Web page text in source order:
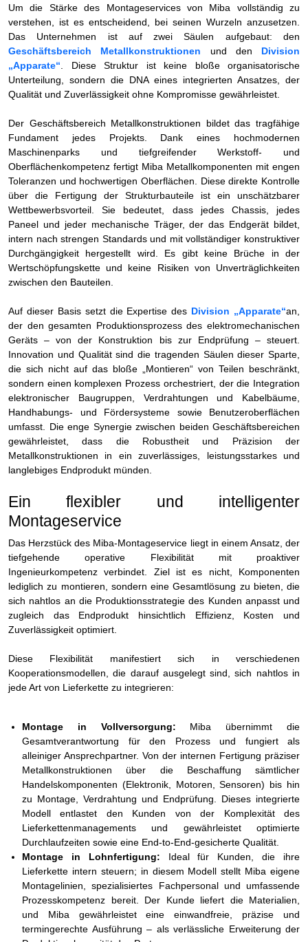
Um die Stärke des Montageservices von Miba vollständig zu
verstehen, ist es entscheidend, bei seinen Wurzeln anzusetzen.
Das Unternehmen ist auf zwei Säulen aufgebaut: den
Geschäftsbereich Metallkonstruktionen und den Division
„Apparate“ . Diese Struktur ist keine bloße organisatorische
Unterteilung, sondern die DNA eines integrierten Ansatzes, der
Qualität und Zuverlässigkeit ohne Kompromisse gewährleistet.
Der Geschäftsbereich Metallkonstruktionen bildet das tragfähige
Fundament jedes Projekts. Dank eines hochmodernen
Maschinenparks und tiefgreifender Werkstoff- und
Oberflächenkompetenz fertigt Miba Metallkomponenten mit engen
Toleranzen und hochwertigen Oberflächen. Diese direkte Kontrolle
über die Fertigung der Strukturbauteile ist ein unschätzbarer
Wettbewerbsvorteil. Sie bedeutet, dass jedes Chassis, jedes
Paneel und jeder mechanische Träger, der das Endgerät bildet,
intern nach strengen Standards und mit vollständiger konstruktiver
Durchgängigkeit hergestellt wird. Es gibt keine Brüche in der
Wertschöpfungskette und keine Risiken von Unverträglichkeiten
zwischen den Bauteilen.
Auf dieser Basis setzt die Expertise des Division „Apparate“an,
der den gesamten Produktionsprozess des elektromechanischen
Geräts – von der Konstruktion bis zur Endprüfung – steuert.
Innovation und Qualität sind die tragenden Säulen dieser Sparte,
die sich nicht auf das bloße „Montieren“ von Teilen beschränkt,
sondern einen komplexen Prozess orchestriert, der die Integration
elektronischer Baugruppen, Verdrahtungen und Kabelbäume,
Handhabungs- und Fördersysteme sowie Benutzeroberflächen
umfasst. Die enge Synergie zwischen beiden Geschäftsbereichen
gewährleistet, dass die Robustheit und Präzision der
Metallkonstruktionen in ein zuverlässiges, leistungsstarkes und
langlebiges Endprodukt münden.
Ein flexibler und intelligenter
Montageservice
Das Herzstück des Miba-Montageservice liegt in einem Ansatz, der
tiefgehende operative Flexibilität mit proaktiver
Ingenieurkompetenz verbindet. Ziel ist es nicht, Komponenten
lediglich zu montieren, sondern eine Gesamtlösung zu bieten, die
sich nahtlos an die Produktionsstrategie des Kunden anpasst und
zugleich das Endprodukt hinsichtlich Effizienz, Kosten und
Zuverlässigkeit optimiert.
Diese Flexibilität manifestiert sich in verschiedenen
Kooperationsmodellen, die darauf ausgelegt sind, sich nahtlos in
jede Art von Lieferkette zu integrieren:
Montage in Vollversorgung: Miba übernimmt die
Gesamtverantwortung für den Prozess und fungiert als
alleiniger Ansprechpartner. Von der internen Fertigung präziser
Metallkonstruktionen über die Beschaffung sämtlicher
Handelskomponenten (Elektronik, Motoren, Sensoren) bis hin
zu Montage, Verdrahtung und Endprüfung. Dieses integrierte
Modell entlastet den Kunden von der Komplexität des
Lieferkettenmanagements und gewährleistet optimierte
Durchlaufzeiten sowie eine End-to-End-gesicherte Qualität.
Montage in Lohnfertigung: Ideal für Kunden, die ihre
Lieferkette intern steuern; in diesem Modell stellt Miba eigene
Montagelinien, spezialisiertes Fachpersonal und umfassende
Prozesskompetenz bereit. Der Kunde liefert die Materialien,
und Miba gewährleistet eine einwandfreie, präzise und
termingerechte Ausführung – als verlässliche Erweiterung der